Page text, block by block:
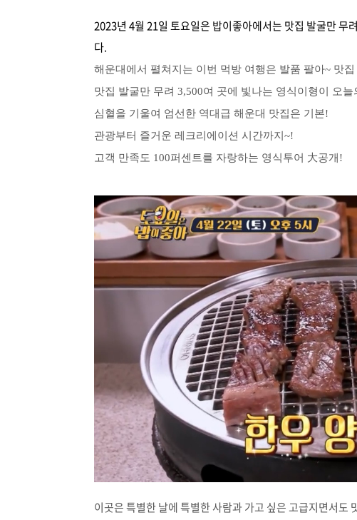
2023년 4월 21일 토요일은 밥이좋아에서는 맛집 발굴만 무
다.
해운대에서 펼쳐지는 이번 먹방 여행은 발품 팔아~ 맛
맛집 발굴만 무려 3,500여 곳에 빛나는 영식이형이 오
심혈을 기울여 엄선한 역대급 해운대 맛집은 기본!
관광부터 즐거운 레크리에이션 시간까지~!
고객 만족도 100퍼센트를 자랑하는 영식투어 大공개!
이곳은 특별한 날에 특별한 사람과 가고 싶은 고급지면서도